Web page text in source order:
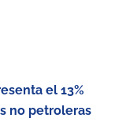
el 13%
no petroleras